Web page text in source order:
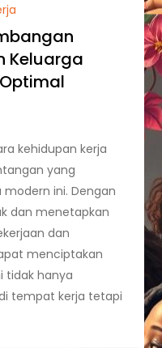
Keluarga
kehidupan kerja
yang
ini. Dengan
dan menetapkan
dan
menciptakan
tidak hanya
tempat kerja tetapi